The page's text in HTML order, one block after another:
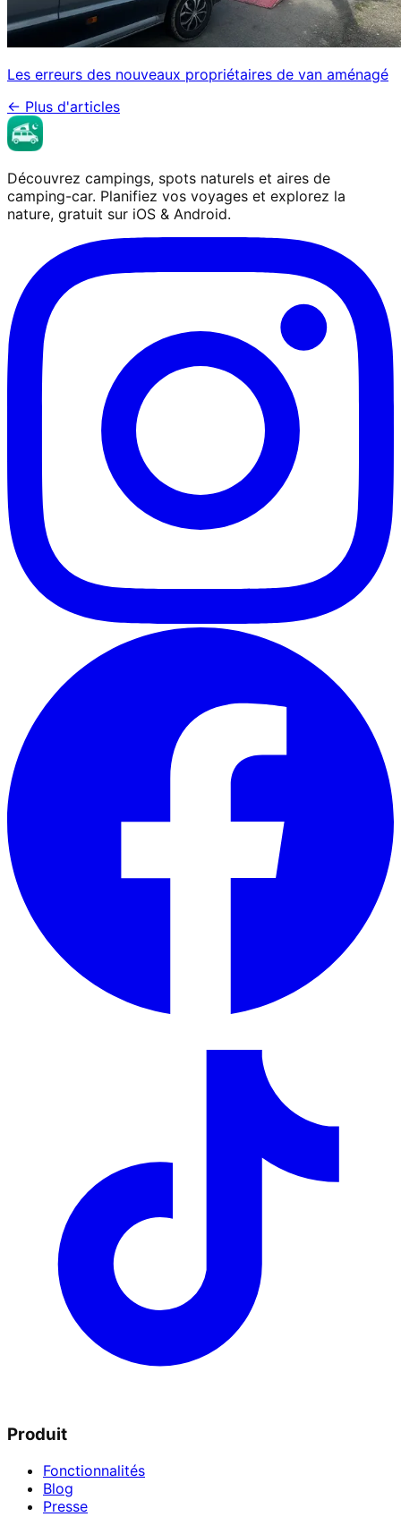
Les erreurs des nouveaux propriétaires de van aménagé
← Plus d'articles
Découvrez campings, spots naturels et aires de
camping-car. Planifiez vos voyages et explorez la
nature, gratuit sur iOS & Android.
Produit
Fonctionnalités
Blog
Presse